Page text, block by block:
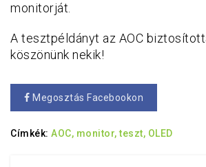
monitorját.
A tesztpéldányt az AOC
köszönünk nekik!
Megosztás Facebookon
Címkék: AOC, monitor, teszt, OLED